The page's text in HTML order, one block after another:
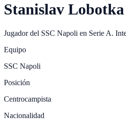
Stanislav Lobotka
Jugador del SSC Napoli en Serie A.
Equipo
SSC Napoli
Posición
Centrocampista
Nacionalidad